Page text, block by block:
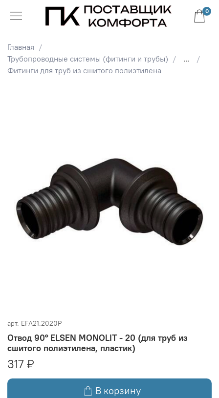
0
Главная
Трубопроводные системы (фитинги и трубы)
...
Фитинги для труб из сшитого полиэтилена
арт. EFA21.2020P
Отвод 90° ELSEN MONOLIT - 20 (для труб из
сшитого полиэтилена, пластик)
317 ₽
В корзину